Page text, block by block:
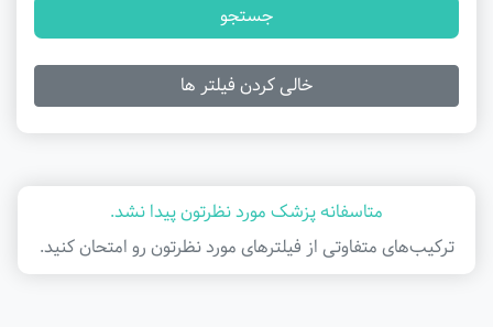
جستجو
خالی کردن فیلتر ها
متاسفانه پزشک مورد نظرتون پیدا نشد.
ترکیب‌های متفاوتی از فیلتر‌های مورد نظرتون رو امتحان کنید.